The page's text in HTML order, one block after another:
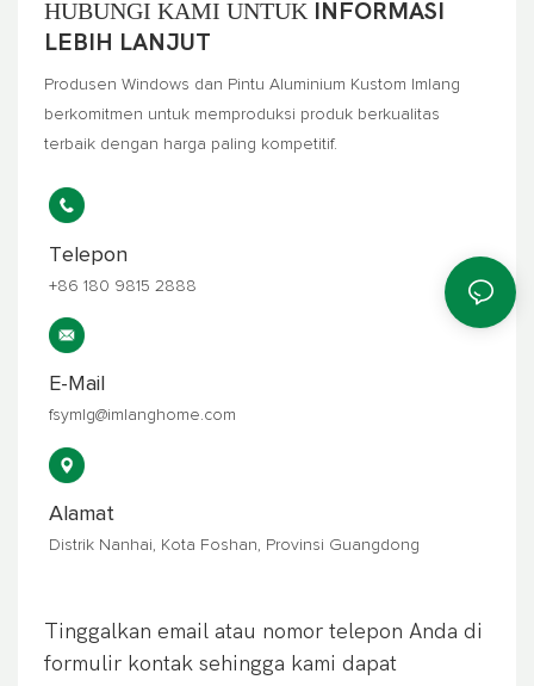
HUBUNGI KAMI UNTUK INFORMASI
LEBIH LANJUT
Produsen Windows dan Pintu Aluminium Kustom Imlang
berkomitmen untuk memproduksi produk berkualitas
terbaik dengan harga paling kompetitif.
Telepon
+86 180 9815 2888
E-Mail
fsymlg@imlanghome.com
Alamat
Distrik Nanhai, Kota Foshan, Provinsi Guangdong
Tinggalkan email atau nomor telepon Anda di
formulir kontak sehingga kami dapat